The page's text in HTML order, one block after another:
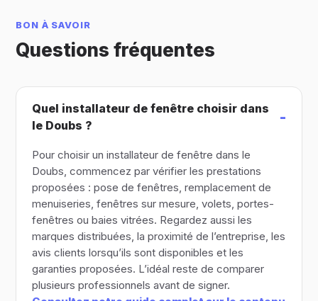
BON À SAVOIR
Questions fréquentes
Quel installateur de fenêtre choisir dans
le Doubs ?
Pour choisir un installateur de fenêtre dans le
Doubs, commencez par vérifier les prestations
proposées : pose de fenêtres, remplacement de
menuiseries, fenêtres sur mesure, volets, portes-
fenêtres ou baies vitrées. Regardez aussi les
marques distribuées, la proximité de l’entreprise, les
avis clients lorsqu’ils sont disponibles et les
garanties proposées. L’idéal reste de comparer
plusieurs professionnels avant de signer.